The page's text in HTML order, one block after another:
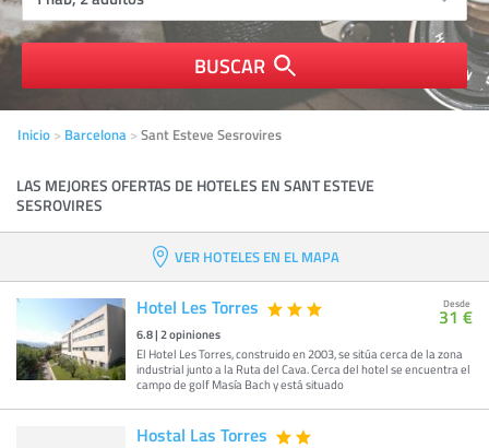
BUSCAR
Inicio Barcelona Sant Esteve Sesrovires
LAS MEJORES OFERTAS DE HOTELES EN SANT ESTEVE
SESROVIRES
VER HOTELES EN EL MAPA
Hotel Les Torres
6.8|2opiniones
El Hotel Les Torres, construido en 2003, se sitúa cerca de la zona
industrial junto a la Ruta del Cava. Cerca del hotel se encuentra el
campo de golf Masía Bach y está situado
Desde
31 €
Hostal Las Torres